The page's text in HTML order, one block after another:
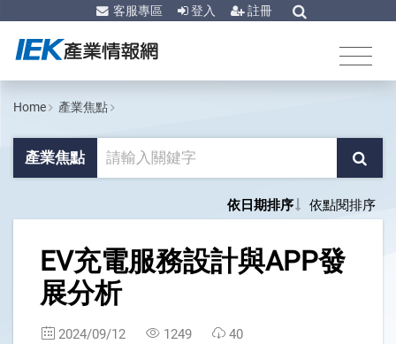
客服專區 登入 註冊
Home 產業焦點
產業焦點
依日期排序 依點閱排序
EV充電服務設計與APP發
展分析
2024/09/12 1249 40